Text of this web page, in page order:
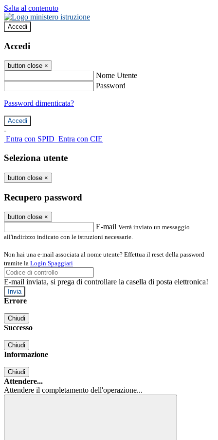
Salta al contenuto
Accedi
Accedi
button close ×
Nome Utente
Password
Password dimenticata?
-
Entra con SPID Entra con CIE
Seleziona utente
button close ×
Recupero password
button close ×
E-mail Verrà inviato un messaggio
all'indirizzo indicato con le istruzioni necessarie.
Non hai una e-mail associata al nome utente? Effettua il reset della password
tramite la Login Spaggiari
E-mail inviata, si prega di controllare la casella di posta elettronica!
Errore
Chiudi
Successo
Chiudi
Informazione
Chiudi
Attendere...
Attendere il completamento dell'operazione...